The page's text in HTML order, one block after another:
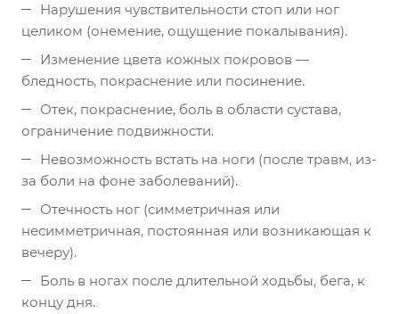
Нарушения чувствительности стоп или ног
целиком (онемение, ощущение покалывания).
Изменение цвета кожных покровов —
бледность, покраснение или посинение.
Отек, покраснение, боль в области сустава,
ограничение подвижности.
Невозможность встать на ноги (после травм, из-
за боли на фоне заболеваний).
Отечность ног (симметричная или
несимметричная, постоянная или возникающая к
вечеру).
Боль в ногах после длительной ходьбы, бега, к
концу дня.